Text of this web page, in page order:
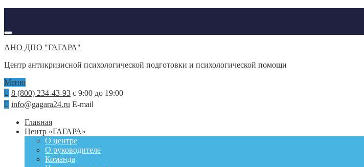
АНО ДПО "ГАГАРА"
Центр антикризисной психологической подготовки и психологической помощи
Меню
8 (800) 234-43-93 с 9:00 до 19:00
info@gagara24.ru E-mail
Главная
Центр «ГАГАРА»
О центре
О руководителе
Команда